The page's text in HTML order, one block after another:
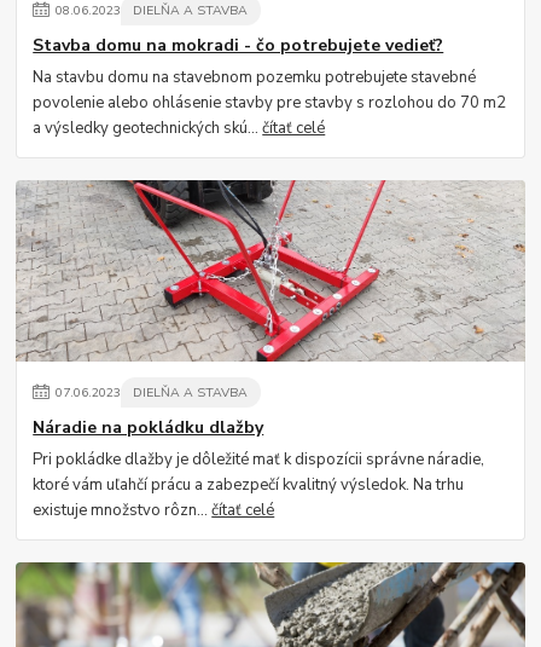
08.06.2023 DIELŇA A STAVBA
Stavba domu na mokradi - čo potrebujete vedieť?
Na stavbu domu na stavebnom pozemku potrebujete stavebné
povolenie alebo ohlásenie stavby pre stavby s rozlohou do 70 m2
a výsledky geotechnických skú...čítať celé
07.06.2023 DIELŇA A STAVBA
Náradie na pokládku dlažby
Pri pokládke dlažby je dôležité mať k dispozícii správne náradie,
ktoré vám uľahčí prácu a zabezpečí kvalitný výsledok. Na trhu
existuje množstvo rôzn...čítať celé